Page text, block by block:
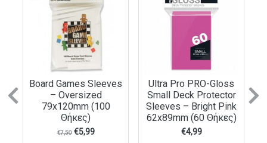
Board Games Sleeves
– Oversized
79x120mm (100
Θήκες)
€7,50 €5,99
Ultra Pro PRO-Gloss
Small Deck Protector
Sleeves – Bright Pink
62x89mm (60 Θήκες)
€4,99
Previous